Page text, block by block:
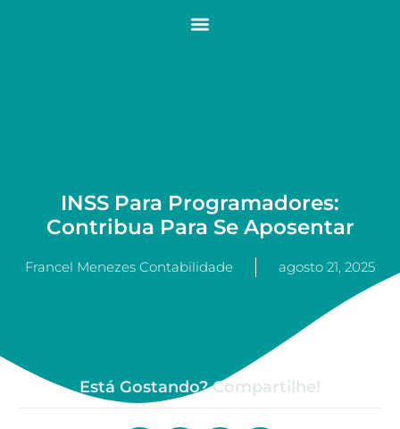
INSS Para Programadores:
Contribua Para Se Aposentar
Francel Menezes Contabilidade agosto 21, 2025
Está Gostando? Compartilhe!